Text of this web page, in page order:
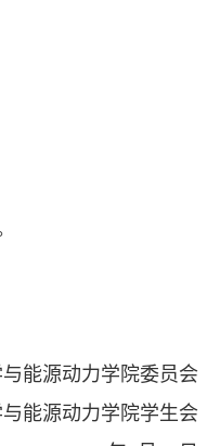
能源动力学院委员会
能源动力学院学生会